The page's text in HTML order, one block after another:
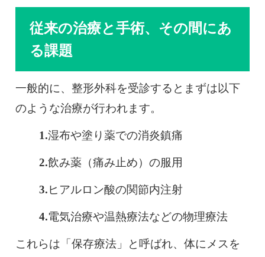
従来の治療と手術、その間にあ
る課題
一般的に、整形外科を受診するとまずは以下
のような治療が行われます。
湿布や塗り薬での消炎鎮痛
飲み薬（痛み止め）の服用
ヒアルロン酸の関節内注射
電気治療や温熱療法などの物理療法
これらは「保存療法」と呼ばれ、体にメスを